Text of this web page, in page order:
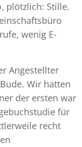
plötzlich: Stille.
wenig E-
Angestellter
Wir hatten
der ersten war
für
recht